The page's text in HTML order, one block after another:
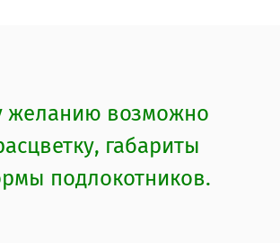
желанию возможно
габариты
подлокотников.